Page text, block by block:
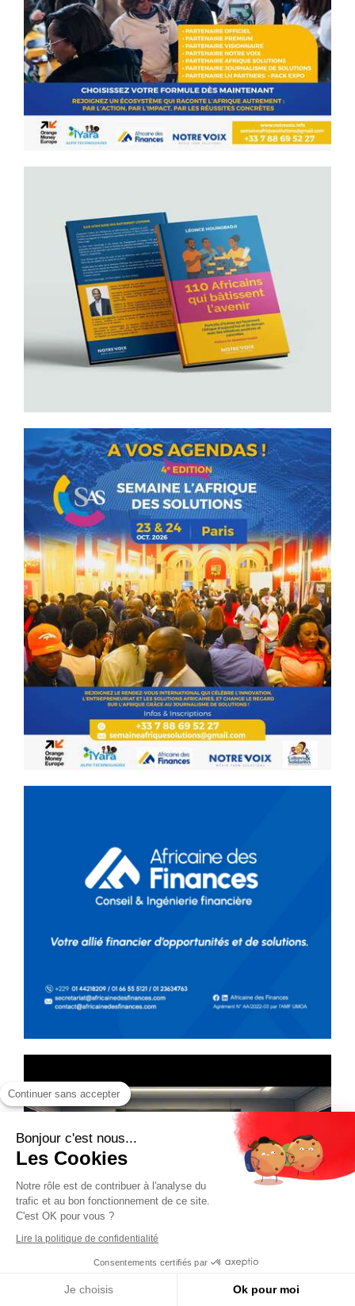
Continuer sans accepter
Bonjour c'est nous...
Les Cookies
Notre rôle est de contribuer à l'analyse du
trafic et au bon fonctionnement de ce site.
C'est OK pour vous ?
Lire la politique de confidentialité
Consentements certifiés par
Je choisis Ok pour moi